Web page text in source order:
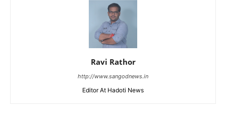
Ravi Rathor
http://www.sangodnews.in
Editor At Hadoti News